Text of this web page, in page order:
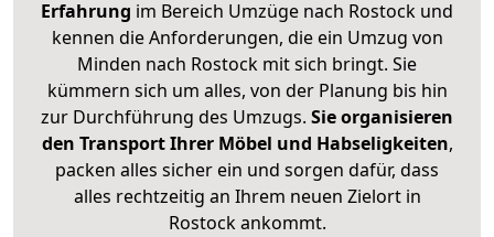
Erfahrung im Bereich Umzüge nach Rostock und
kennen die Anforderungen, die ein Umzug von
Minden nach Rostock mit sich bringt. Sie
kümmern sich um alles, von der Planung bis hin
zur Durchführung des Umzugs. Sie organisieren
den Transport Ihrer Möbel und Habseligkeiten,
packen alles sicher ein und sorgen dafür, dass
alles rechtzeitig an Ihrem neuen Zielort in
Rostock ankommt.